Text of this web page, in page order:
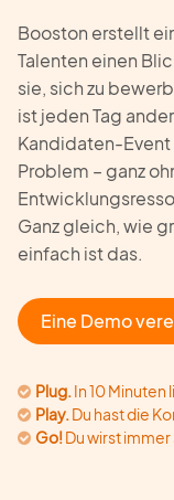
Booston erstellt
Talenten einen
sie, sich zu
ist jeden Tag
Kandidaten-Event
Problem – ganz
Ganz gleich, wie
einfach ist das.
Eine Demo
Plug.In 10 Minuten
Play.Du hast die
Go!Du wirst immer